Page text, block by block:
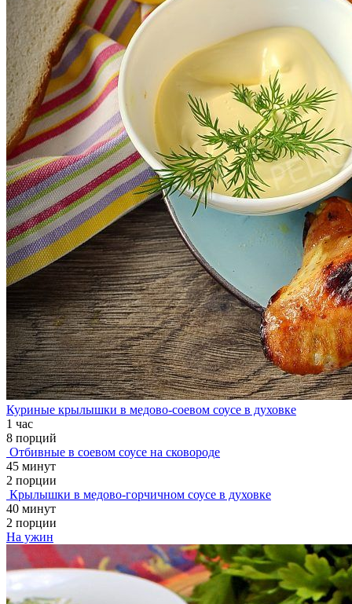
Куриные крылышки в медово-соевом соусе в духовке
1 час
8 порций
Отбивные в соевом соусе на сковороде
45 минут
2 порции
Крылышки в медово-горчичном соусе в духовке
40 минут
2 порции
На ужин